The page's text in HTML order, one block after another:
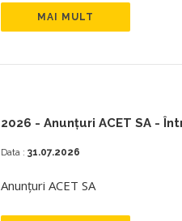
MAI MULT
2026 - Anunțuri ACET SA -
Data : 31.07.2026
Anunțuri ACET SA